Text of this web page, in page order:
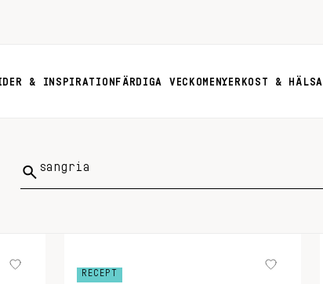
& INSPIRATION FÄRDIGA VECKOMENYER KOST & HÄLSA
Sök
RECEPT